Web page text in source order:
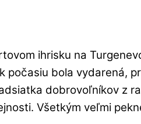
ihrisku na
počasiu bola vydarená,
dobrovoľníkov z
Všetkým veľmi